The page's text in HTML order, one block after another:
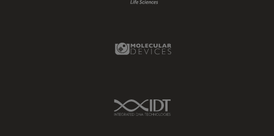
Molecular Devices Link
IDT Link